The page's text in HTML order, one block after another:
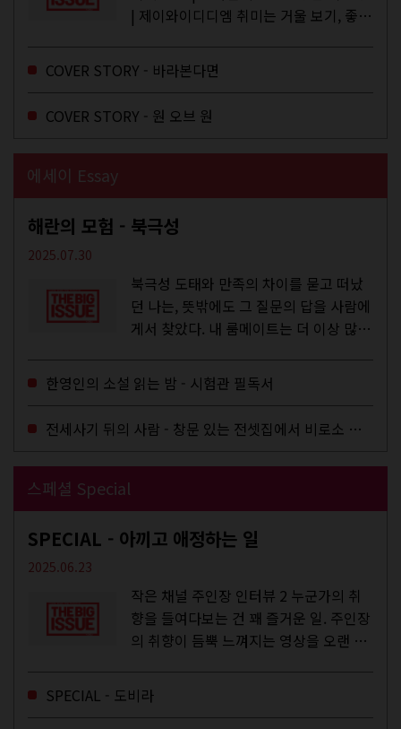
| 제이와이디디엠 취미는 거울 보기, 좋아
주와...
COVER STORY - 바라본다면
COVER STORY - 원 오브 원
에세이 Essay
해란의 모험 - 북극성
2025.07.30
북극성 도태와 만족의 차이를 묻고 떠났
던 나는, 뜻밖에도 그 질문의 답을 사람에
게서 찾았다. 내 룸메이트는 더 이상 많은
한영인의 소설 읽는 밤 - 시험관 필독서
전세사기 뒤의 사람 - 창문 있는 전셋집에서 비로소 겨울 이불을 샀다
스페셜 Special
SPECIAL - 아끼고 애정하는 일
2025.06.23
작은 채널 주인장 인터뷰 2 누군가의 취
향을 들여다보는 건 꽤 즐거운 일. 주인장
의 취향이 듬뿍 느껴지는 영상을 오랜 시
에 스며드는 경험을 하기도 한다. 좀처럼
듣지 않던 장르의 노래를...
SPECIAL - 도비라